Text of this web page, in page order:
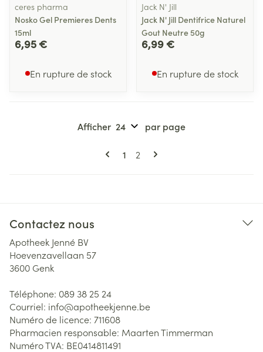
ceres pharma
Nosko Gel Premieres Dents
15ml
6,95 €
En rupture de stock
Jack N' Jill
Jack N' Jill Dentifrice Naturel
Gout Neutre 50g
6,99 €
En rupture de stock
Pages
Vous lisez actuellement la page
1 Page
2
Afficher par page
Contactez nous
Apotheek Jenné BV
Hoevenzavellaan 57
3600 Genk
Téléphone: 089 38 25 24
Courriel: info@apotheekjenne.be
Numéro de licence: 711608
Pharmacien responsable: Maarten Timmerman
Numéro TVA: BE0414811491